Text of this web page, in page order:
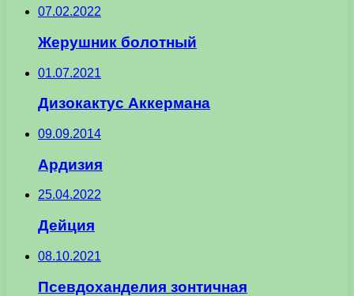
07.02.2022
Жерушник болотный
01.07.2021
Дизокактус Аккермана
09.09.2014
Ардизия
25.04.2022
Дейция
08.10.2021
Псевдоханделия зонтичная